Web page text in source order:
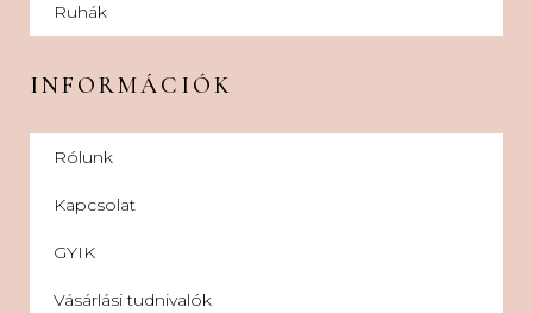
Ruhák
INFORMÁCIÓK
Rólunk
Kapcsolat
GYIK
Vásárlási tudnivalók